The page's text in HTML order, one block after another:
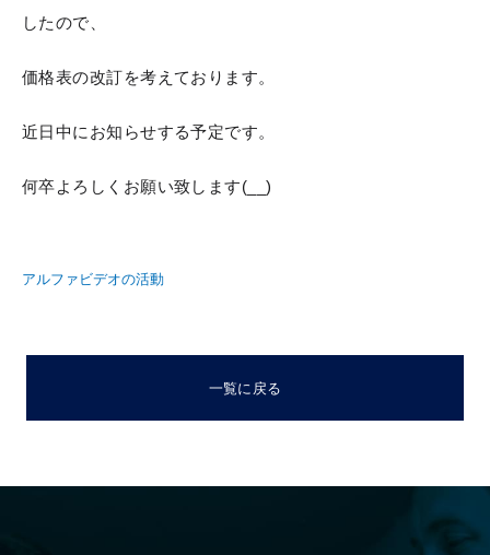
したので、
価格表の改訂を考えております。
近日中にお知らせする予定です。
何卒よろしくお願い致します(__)
アルファビデオの活動
一覧に戻る